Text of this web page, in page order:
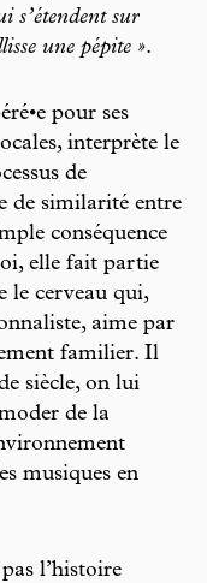
s’étendent sur
une pépite ».
pour ses
interprète le
de
de similarité entre
conséquence
elle fait partie
le cerveau qui,
aime par
familier. Il
siècle, on lui
de la
musiques en
l’histoire